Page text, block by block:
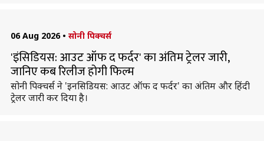
06 Aug 2026 • सोनी पिक्चर्स
'इंसिडियस: आउट ऑफ द फर्दर' का अंतिम ट्रेलर जारी,
जानिए कब रिलीज होगी फिल्म
सोनी पिक्चर्स ने 'इनसिडियस: आउट ऑफ द फर्दर' का अंतिम और हिंदी
ट्रेलर जारी कर दिया है।